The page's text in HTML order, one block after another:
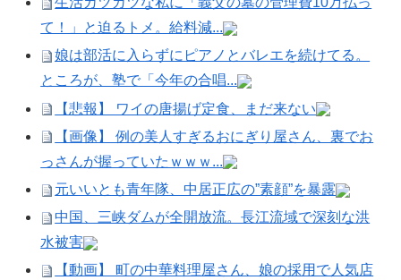
て！」と迫るトメ。給料減...
娘は部活に入らずにピアノとバレエを続けてる。
ところが、塾で「今年の合唱...
【悲報】 ワイの唐揚げ定食、まだ来ない
【画像】 例の美人すぎるおにぎり屋さん、裏でお
っさんが握っていたｗｗｗ...
元いいとも青年隊、中居正広の”素顔”を暴露
中国、三峡ダムが全開放流。長江流域で深刻な洪
水被害
【動画】 町の中華料理屋さん、娘の採用で人気店